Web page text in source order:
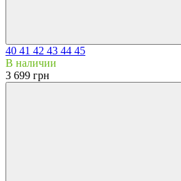
40 41 42 43 44 45
В наличии
3 699 грн